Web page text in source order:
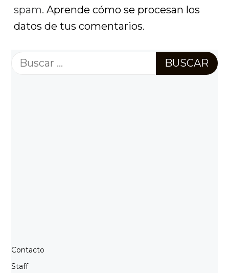
spam. Aprende cómo se procesan los
datos de tus comentarios.
Buscar:
Contacto
Staff